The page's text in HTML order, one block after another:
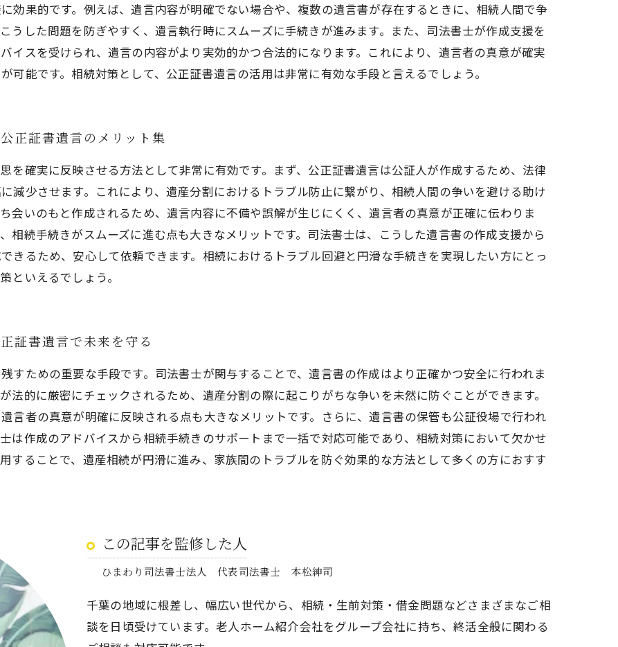
効果的です。例えば、遺言内容が明確でない場合や、複数の遺言書が存在するときに、相続人間で争
うした問題を防ぎやすく、遺言執行時にスムーズに手続きが進みます。また、司法書士が作成支援を
イスを受けられ、遺言の内容がより実効的かつ合法的になります。これにより、遺言者の真意が確実
可能です。相続対策として、公正証書遺言の活用は非常に有効な手段と言えるでしょう。
正証書遺言のメリット集
を確実に反映させる方法として非常に有効です。まず、公正証書遺言は公証人が作成するため、法律
減少させます。これにより、遺産分割におけるトラブル防止に繋がり、相続人間の争いを避ける助け
会いのもと作成されるため、遺言内容に不備や誤解が生じにくく、遺言者の真意が正確に伝わりま
相続手続きがスムーズに進む点も大きなメリットです。司法書士は、こうした遺言書の作成支援から
きるため、安心して依頼できます。相続におけるトラブル回避と円滑な手続きを実現したい方にとっ
といえるでしょう。
証書遺言で未来を守る
すための重要な手段です。司法書士が関与することで、遺言書の作成はより正確かつ安全に行われま
法的に厳密にチェックされるため、遺産分割の際に起こりがちな争いを未然に防ぐことができます。
言者の真意が明確に反映される点も大きなメリットです。さらに、遺言書の保管も公証役場で行われ
は作成のアドバイスから相続手続きのサポートまで一括で対応可能であり、相続対策において欠かせ
することで、遺産相続が円滑に進み、家族間のトラブルを防ぐ効果的な方法として多くの方におすす
この記事を監修した人
ひまわり司法書士法人 代表司法書士 本松紳司
千葉の地域に根差し、幅広い世代から、相続・生前対策・借金問題などさまざまなご相
談を日頃受けています。老人ホーム紹介会社をグループ会社に持ち、終活全般に関わる